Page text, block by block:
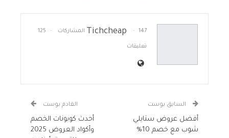
Tichcheap 147 المشاركات 125
تعليقات
السابق بوست
أفضل عروض ستايلي
شوب مع خصم 10%
القادم بوست
أحدث كوبونات الخصم
وأكواد العروض 2025